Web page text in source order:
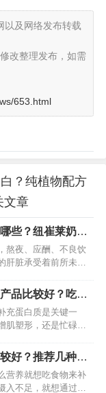
以及网络发布转载
改整理发布，如需
653.html
？纯植物配方
文章
些？纽崔莱奶蓟
熬夜、应酬、不良饮
肝脏承受着前所未有
琳琅满目的产品，究
？今天就为大家盘点
健品。…
品比较好？吃这
充蛋白质是关键一
肌塑形，还是忙碌的
入都必不可少。今
品质俱佳的蛋白质补
物蛋白粉。…
好？推荐几种补
营养就想吃食物来补
入不足，就想通过吃